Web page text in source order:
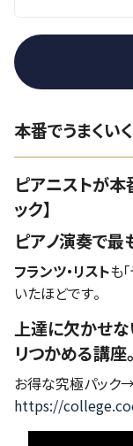
本番でうまくい
ピアニストが本
ック】
ピアノ演奏で
フランツ・リストも
いたほどです。
上達に欠かせな
リつかめる講座。
お得な究極パック→
https://